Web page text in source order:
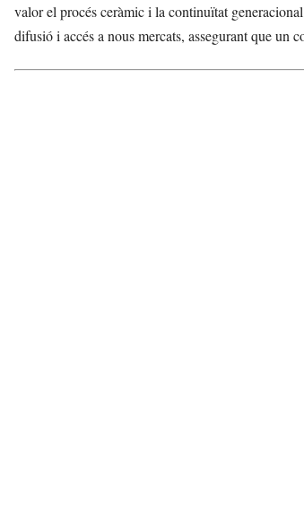
valor el procés ceràmic i la continuïtat
difusió i accés a nous mercats, assegurant que un